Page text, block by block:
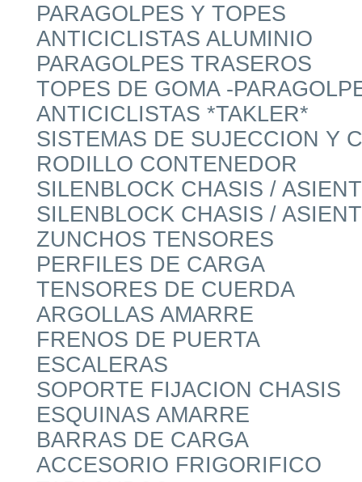
PARAGOLPES Y TOPES
ANTICICLISTAS ALUMINIO
PARAGOLPES TRASEROS
TOPES DE GOMA -
ANTICICLISTAS *TAKLER*
SISTEMAS DE SUJECCION Y
RODILLO CONTENEDOR
SILENBLOCK CHASIS /
SILENBLOCK CHASIS /
ZUNCHOS TENSORES
PERFILES DE CARGA
TENSORES DE CUERDA
ARGOLLAS AMARRE
FRENOS DE PUERTA
ESCALERAS
SOPORTE FIJACION CHASIS
ESQUINAS AMARRE
BARRAS DE CARGA
ACCESORIO FRIGORIFICO